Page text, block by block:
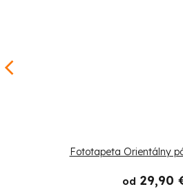
Fototapeta Orientálny
od 29,90